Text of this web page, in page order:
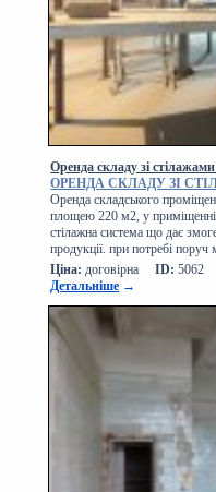
Оренда складу зі
ОРЕНДА СКЛАДУ ЗІ
Оренда складського
площею 220 м2, у приміщенні
стілажна система що дає
продукції. при потребі
Ціна: договірна ID: 5062
Детальніше →